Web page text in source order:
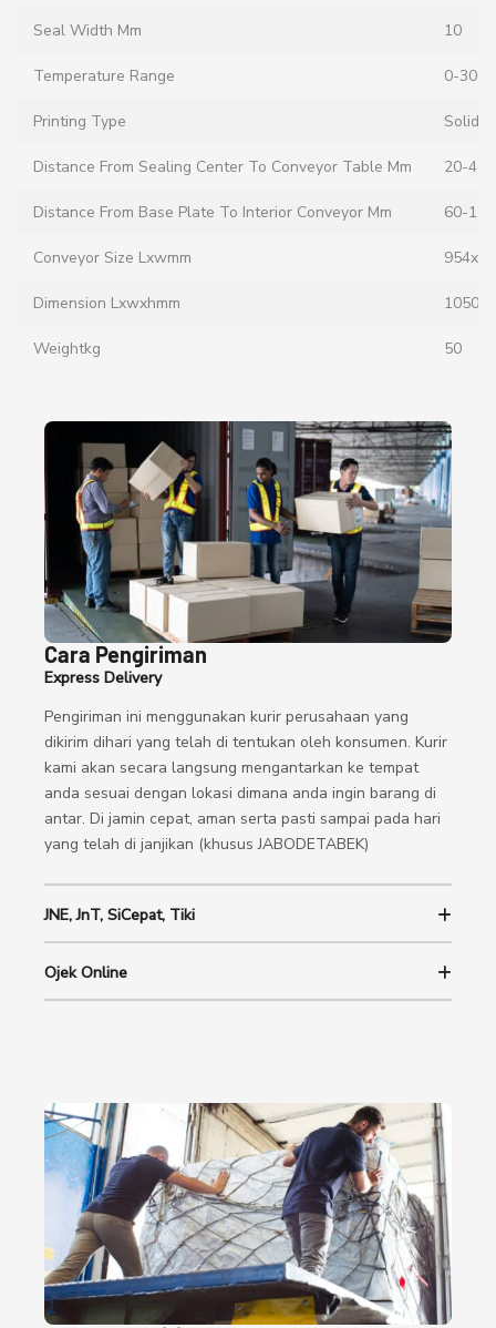
Seal Width Mm 10
Temperature Range 0-300
Printing Type Solid
Distance From Sealing Center To Conveyor Table Mm 20-40
Distance From Base Plate To Interior Conveyor Mm 60-120
Conveyor Size Lxwmm
Dimension Lxwxhmm
Weightkg 50
Cara Pengiriman
Express Delivery
Pengiriman ini menggunakan kurir perusahaan yang
dikirim dihari yang telah di tentukan oleh konsumen. Kurir
kami akan secara langsung mengantarkan ke tempat
anda sesuai dengan lokasi dimana anda ingin barang di
antar. Di jamin cepat, aman serta pasti sampai pada hari
yang telah di janjikan (khusus JABODETABEK)
JNE, JnT, SiCepat, Tiki
Ojek Online